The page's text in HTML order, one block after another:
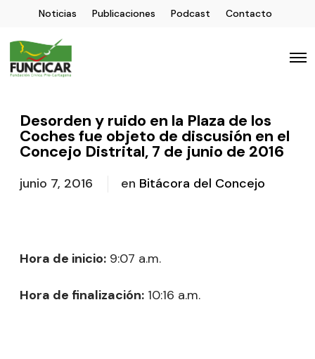
Noticias Publicaciones Podcast Contacto
Desorden y ruido en la Plaza de los
Coches fue objeto de discusión en el
Concejo Distrital, 7 de junio de 2016
junio 7, 2016 en Bitácora del Concejo
Hora de inicio: 9:07 a.m.
Hora de finalización: 10:16 a.m.